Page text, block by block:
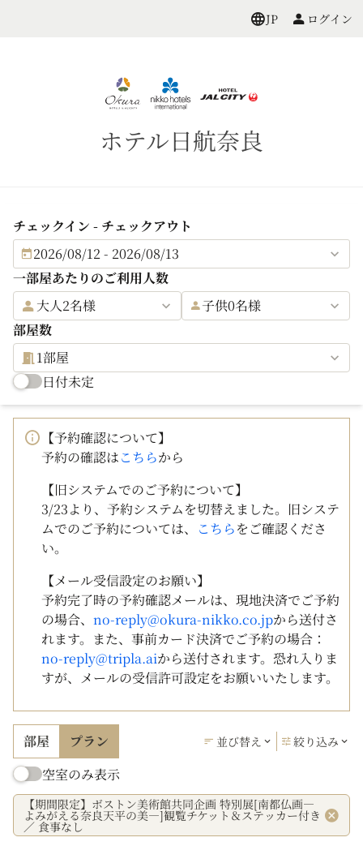
JP ログイン
ホテル日航奈良
チェックイン - チェックアウト
2026/08/12 - 2026/08/13
一部屋あたりのご利用人数
大人2名様
子供0名様
部屋数
1部屋
日付未定
【予約確認について】
予約の確認はこちらから
【旧システムでのご予約について】
3/23より、予約システムを切替えました。旧システ
ムでのご予約については、
こちらをご確認くださ
い。
【メール受信設定のお願い】
予約完了時の予約確認メールは、現地決済でご予約
の場合、 no-reply@okura-nikko.co.jpから送付さ
れます。また、事前カード決済でご予約の場合：
no-reply@tripla.aiから送付されます。恐れ入りま
すが、メールの受信許可設定をお願いいたします。
部屋 プラン 並び替え 絞り込み
空室のみ表示
【期間限定】ボストン美術館共同企画 特別展[南都仏画―
よみがえる奈良天平の美―]観覧チケット＆ステッカー付き
／ 食事なし